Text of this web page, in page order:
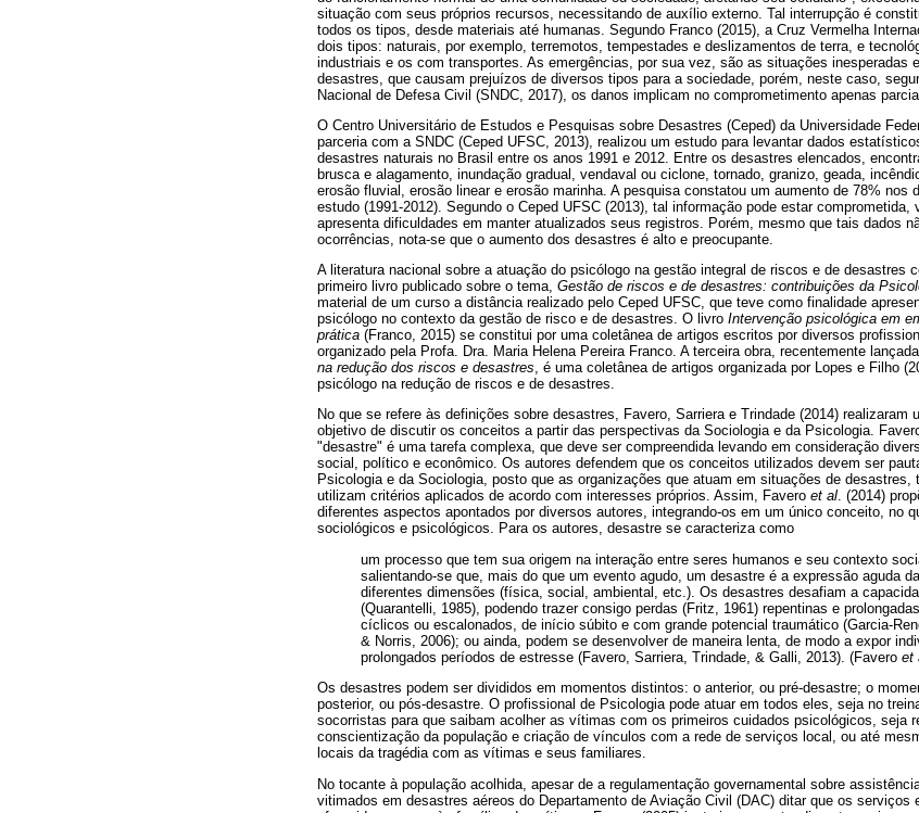
situação com seus próprios recursos, necessitando de auxílio externo. Tal interrupção é
todos os tipos, desde materiais até humanas. Segundo Franco (2015), a Cruz Vermelha
dois tipos: naturais, por exemplo, terremotos, tempestades e deslizamentos de terra, e
industriais e os com transportes. As emergências, por sua vez, são as situações inesperadas
desastres, que causam prejuízos de diversos tipos para a sociedade, porém, neste caso,
Nacional de Defesa Civil (SNDC, 2017), os danos implicam no comprometimento apenas
O Centro Universitário de Estudos e Pesquisas sobre Desastres (Ceped) da Universidade
parceria com a SNDC (Ceped UFSC, 2013), realizou um estudo para levantar dados
desastres naturais no Brasil entre os anos 1991 e 2012. Entre os desastres elencados,
brusca e alagamento, inundação gradual, vendaval ou ciclone, tornado, granizo, geada,
erosão fluvial, erosão linear e erosão marinha. A pesquisa constatou um aumento de 78% nos
estudo (1991-2012). Segundo o Ceped UFSC (2013), tal informação pode estar
apresenta dificuldades em manter atualizados seus registros. Porém, mesmo que tais dados
ocorrências, nota-se que o aumento dos desastres é alto e preocupante.
A literatura nacional sobre a atuação do psicólogo na gestão integral de riscos e de desastres
primeiro livro publicado sobre o tema, Gestão de riscos e de desastres: contribuições da
material de um curso a distância realizado pelo Ceped UFSC, que teve como finalidade
psicólogo no contexto da gestão de risco e de desastres. O livro Intervenção psicológica em
prática (Franco, 2015) se constitui por uma coletânea de artigos escritos por diversos
organizado pela Profa. Dra. Maria Helena Pereira Franco. A terceira obra, recentemente
na redução dos riscos e desastres , é uma coletânea de artigos organizada por Lopes e Filho
psicólogo na redução de riscos e de desastres.
No que se refere às definições sobre desastres, Favero, Sarriera e Trindade (2014) realizaram
objetivo de discutir os conceitos a partir das perspectivas da Sociologia e da Psicologia.
"desastre" é uma tarefa complexa, que deve ser compreendida levando em consideração
social, político e econômico. Os autores defendem que os conceitos utilizados devem ser
Psicologia e da Sociologia, posto que as organizações que atuam em situações de
utilizam critérios aplicados de acordo com interesses próprios. Assim, Favero et al. (2014)
diferentes aspectos apontados por diversos autores, integrando-os em um único conceito, no
sociológicos e psicológicos. Para os autores, desastre se caracteriza como
um processo que tem sua origem na interação entre seres humanos e seu contexto
salientando-se que, mais do que um evento agudo, um desastre é a expressão aguda
diferentes dimensões (física, social, ambiental, etc.). Os desastres desafiam a
(Quarantelli, 1985), podendo trazer consigo perdas (Fritz, 1961) repentinas e
cíclicos ou escalonados, de início súbito e com grande potencial traumático (Garcia-
& Norris, 2006); ou ainda, podem se desenvolver de maneira lenta, de modo a expor
prolongados períodos de estresse (Favero, Sarriera, Trindade, & Galli, 2013). (Favero et
Os desastres podem ser divididos em momentos distintos: o anterior, ou pré-desastre; o
posterior, ou pós-desastre. O profissional de Psicologia pode atuar em todos eles, seja no
socorristas para que saibam acolher as vítimas com os primeiros cuidados psicológicos, seja
conscientização da população e criação de vínculos com a rede de serviços local, ou até
locais da tragédia com as vítimas e seus familiares.
No tocante à população acolhida, apesar de a regulamentação governamental sobre
vitimados em desastres aéreos do Departamento de Aviação Civil (DAC) ditar que os serviços